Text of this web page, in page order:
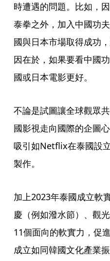
時遭遇的問題。比如，
泰拳之外，加入中國功
國與日本市場取得成功
因在於，如果要看中國
國或日本電影更好。
不論是試圖讓全球觀眾
國影視走向國際的企圖
吸引如Netflix在泰國設
製作。
加上2023年泰國成立軟
慶（例如潑水節）、觀
11個面向的軟實力，促
成立如同韓國文化產業